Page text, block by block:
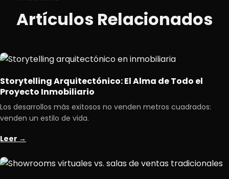
Artículos Relacionados
Storytelling Arquitectónico: El Alma de Todo el
Proyecto Inmobiliario
Los desarrollos más exitosos no venden metros cuadrados:
venden un estilo de vida.
Leer →